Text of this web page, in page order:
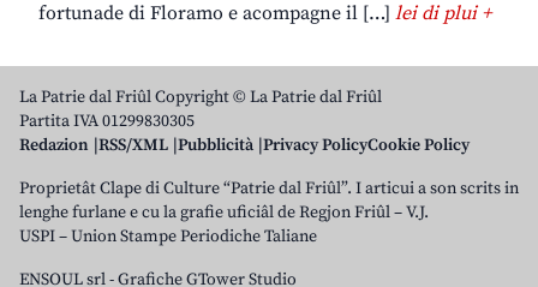
fortunade di Floramo e acompagne il […] lei di plui +
La Patrie dal Friûl Copyright © La Patrie dal Friûl
Partita IVA 01299830305
Redazion RSS/XML Pubblicità Privacy PolicyCookie Policy
Proprietât Clape di Culture “Patrie dal Friûl”. I articui a son scrits in
lenghe furlane e cu la grafie uficiâl de Regjon Friûl – V.J.
USPI – Union Stampe Periodiche Taliane
ENSOUL srl-Grafiche GTower Studio